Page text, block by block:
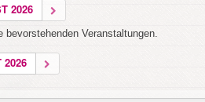
2026
Veranstaltungen.
2026